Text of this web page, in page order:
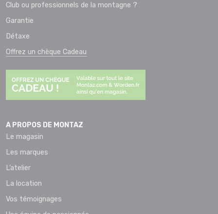
Club ou professionnels de la montagne ?
Garantie
Détaxe
Offrez un chèque Cadeau
A PROPOS DE MONTAZ
Le magasin
Les marques
L’atelier
La location
Vos témoignages